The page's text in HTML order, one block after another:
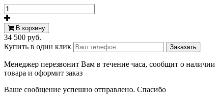
В корзину
34 500 руб.
Купить в один клик
Менеджер перезвонит Вам в течение часа, сообщит о наличии
товара и оформит заказ
Ваше сообщение успешно отправлено. Спасибо